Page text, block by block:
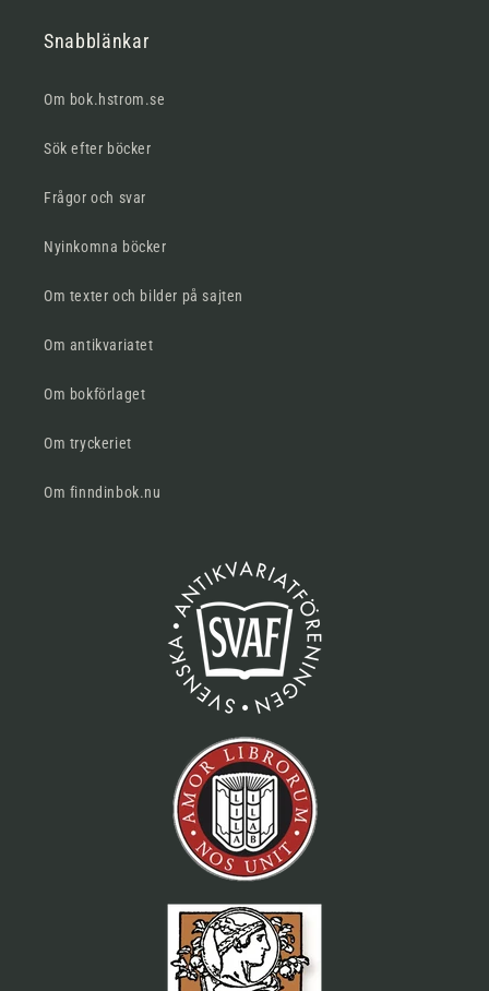
Snabblänkar
Om bok.hstrom.se
Sök efter böcker
Frågor och svar
Nyinkomna böcker
Om texter och bilder på sajten
Om antikvariatet
Om bokförlaget
Om tryckeriet
Om finndinbok.nu